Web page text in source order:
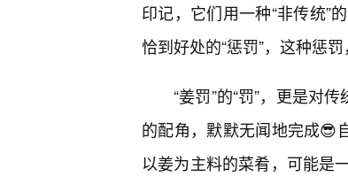
印记，它们用一种“非传统”
恰到好处的“惩罚”，这种惩罚
“姜罚”的“罚”，更是对
的配角，默默无闻地完成😎
以姜为主料的菜肴，可能是